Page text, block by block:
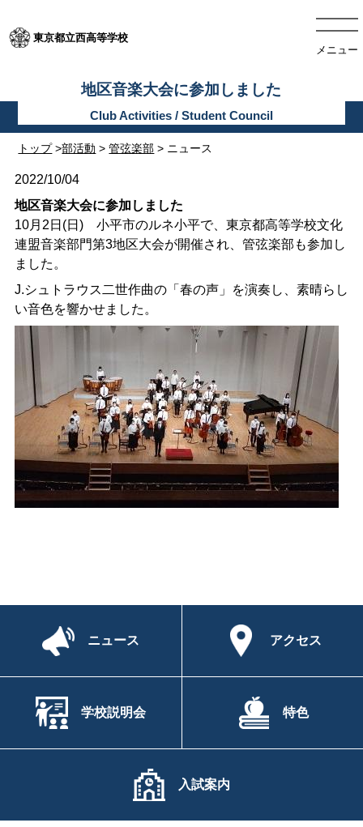
東京都立西高等学校
メニュー
トップ>部活動 >管弦楽部 > ニュース
地区音楽大会に参加しました
2022/10/04
地区音楽大会に参加しました
10月2日(日) 小平市のルネ小平で、東京都高等学校文化
連盟音楽部門第3地区大会が開催され、管弦楽部も参加し
ました。
J.シュトラウス二世作曲の「春の声」を演奏し、素晴らし
い音色を響かせました。
ニュース アクセス
学校説明会 特色
入試案内